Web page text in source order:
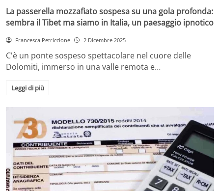
La passerella mozzafiato sospesa su una gola profonda:
sembra il Tibet ma siamo in Italia, un paesaggio ipnotico
Francesca Petriccione 2 Dicembre 2025
C'è un ponte sospeso spettacolare nel cuore delle
Dolomiti, immerso in una valle remota e…
Leggi di più